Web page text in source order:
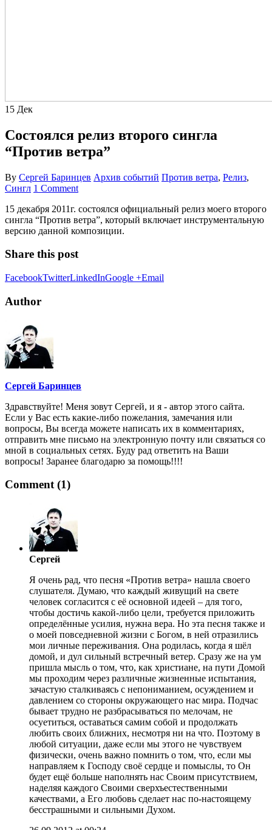
15 Дек
Cостоялся релиз второго сингла
“Против ветра”
By Сергей Баринцев Архив событий Против ветра, Релиз,
Сингл 1 Comment
15 декабря 2011г. состоялся официальный релиз моего второго
сингла “Против ветра”, который включает инструментальную
версию данной композиции.
Share this post
FacebookTwitterLinkedInGoogle +Email
Author
Сергей Баринцев
Здравствуйте! Меня зовут Сергей, и я - автор этого сайта.
Если у Вас есть какие-либо пожелания, замечания или
вопросы, Вы всегда можете написать их в комментариях,
отправить мне письмо на электронную почту или связаться со
мной в социальных сетях. Буду рад ответить на Ваши
вопросы! Заранее благодарю за помощь!!!!
Comment (1)
Сергей
Я очень рад, что песня «Против ветра» нашла своего
слушателя. Думаю, что каждый живущий на свете
человек согласится с её основной идеей – для того,
чтобы достичь какой-либо цели, требуется приложить
определённые усилия, нужна вера. Но эта песня также и
о моей повседневной жизни с Богом, в ней отразились
мои личные переживания. Она родилась, когда я шёл
домой, и дул сильный встречный ветер. Сразу же на ум
пришла мысль о том, что, как христиане, на пути Домой
мы проходим через различные жизненные испытания,
зачастую сталкиваясь с непониманием, осуждением и
давлением со стороны окружающего нас мира. Подчас
бывает трудно не разбрасываться по мелочам, не
осуетиться, оставаться самим собой и продолжать
любить своих ближних, несмотря ни на что. Поэтому в
любой ситуации, даже если мы этого не чувствуем
физически, очень важно помнить о том, что, если мы
направляем к Господу своё сердце и помыслы, то Он
будет ещё больше наполнять нас Своим присутствием,
наделяя каждого Своими сверхъестественными
качествами, а Его любовь сделает нас по-настоящему
бесстрашными и сильными Духом.